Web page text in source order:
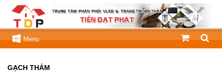
GẠCH THẢM
Menu